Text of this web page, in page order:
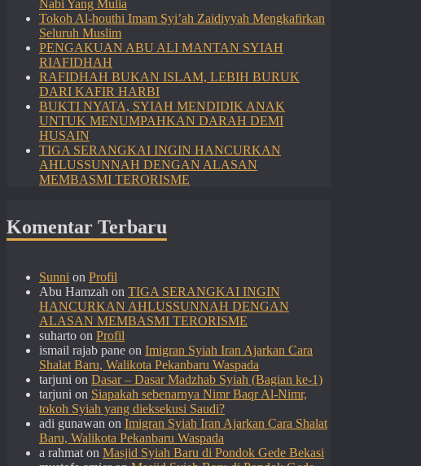
Nabi Yang Mulia
Tokoh Al-houthi Imam Syi’ah Zaidiyyah Mengkafirkan
Seluruh Muslim
PENGAKUAN ABU ALI MANTAN SYIAH
RIAFIDHAH
RAFIDHAH BUKAN ISLAM, LEBIH BURUK
DARI KAFIR HARBI
BUKTI NYATA, SYIAH MENDIDIK ANAK
UNTUK MENUMPAHKAN DARAH DEMI
HUSAIN
TIGA SERANGKAI INGIN HANCURKAN
AHLUSSUNNAH DENGAN ALASAN
MEMBASMI TERORISME
Komentar Terbaru
Sunni on Profil
Abu Hamzah on TIGA SERANGKAI INGIN
HANCURKAN AHLUSSUNNAH DENGAN
ALASAN MEMBASMI TERORISME
suharto on Profil
ismail rajab pane on Imigran Syiah Iran Ajarkan Cara
Shalat Baru, Walikota Pekanbaru Waspada
tarjuni on Dasar – Dasar Madzhab Syiah (Bagian ke-1)
tarjuni on Siapakah sebenarnya Nimr Baqr Al-Nimr,
tokoh Syiah yang dieksekusi Saudi?
adi gunawan on Imigran Syiah Iran Ajarkan Cara Shalat
Baru, Walikota Pekanbaru Waspada
a rahmat on Masjid Syiah Baru di Pondok Gede Bekasi